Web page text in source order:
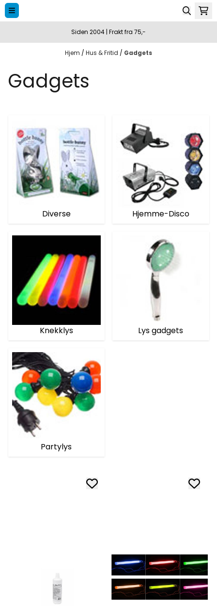
Hopp til innhold
Siden 2004 | Frakt fra 75,-
Hjem / Hus & Fritid / Gadgets
Gadgets
Diverse Hjemme-Disco
Knekklys Lys gadgets
Partylys